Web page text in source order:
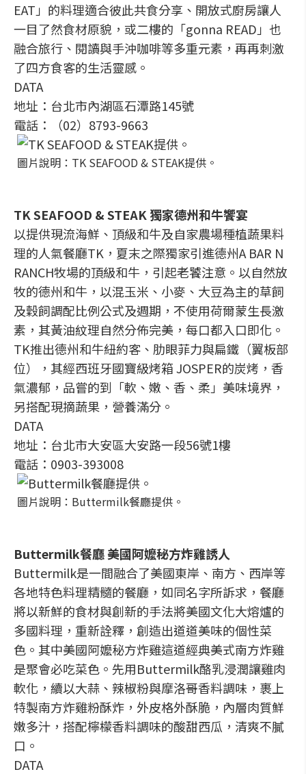
EAT」的料理適合彼此共食分享、開放式廚房讓人
一目了然食材原貌，或二樓的「gonna READ」也
融合旅行、閱讀與手沖咖啡等多重元素，再再刺激
了四方食客的生活靈感。
DATA
地址：台北市內湖區石潭路145號
電話：（02）8793-9663
圖片說明：TK SEAFOOD & STEAK提供。
TK SEAFOOD & STEAK 獨家德州和牛饗宴
以提供現流海鮮、頂級和牛及自家農場種植蔬果料
理的人氣餐廳TK，夏末之際獨家引進德州A BAR N
RANCH牧場的頂級和牛，引起老饕注意。以自然放
牧的德州和牛，以混玉米、小麥、大豆為主的草飼
及穀飼調配比例公式及週期，不使用荷爾蒙生長激
素，其黃油紋理自然分佈完美，每口都入口即化。
TK推出德州和牛紐約客、肋眼菲力與扁鐵（翼板部
位），其經西班牙國寶級烤箱 JOSPER的炭烤，香
氣濃郁，品嘗的到「軟、嫩、香、柔」美味境界，
另搭配現摘蔬果，營養滿分。
DATA
地址：台北市大安區大安路一段56號1樓
電話：0903-393008
圖片說明：Buttermilk餐廳提供。
Buttermilk餐廳 美國阿嬤秘方炸雞誘人
Buttermilk是一間融合了美國東岸、南方、西岸等
各地特色料理精髓的餐廳，如同名字所訴求，餐廳
將以新鮮的食材與創新的手法將美國文化大熔爐的
多國料理，重新詮釋，創造出道道美味的個性菜
色。其中美國阿嬤秘方炸雞這道經典美式南方炸雞
是聚會必吃菜色。先用Buttermilk酪乳浸潤讓雞肉
軟化，續以大蒜、辣椒粉與摩洛哥香料調味，裹上
特製南方炸雞粉酥炸，外皮格外酥脆，內層肉質鮮
嫩多汁，搭配檸檬香料調味的酸甜西瓜，清爽不膩
口。
DATA